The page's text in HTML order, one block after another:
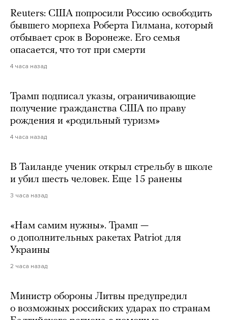
Reuters: США попросили Россию освободить
бывшего морпеха Роберта Гилмана, который
отбывает срок в Воронеже. Его семья
опасается, что тот при смерти
4 часа назад
Трамп подписал указы, ограничивающие
получение гражданства США по праву
рождения и «родильный туризм»
4 часа назад
В Таиланде ученик открыл стрельбу в школе
и убил шесть человек. Еще 15 ранены
3 часа назад
«Нам самим нужны». Трамп —
о дополнительных ракетах Patriot для
Украины
2 часа назад
Министр обороны Литвы предупредил
о возможных российских ударах по странам